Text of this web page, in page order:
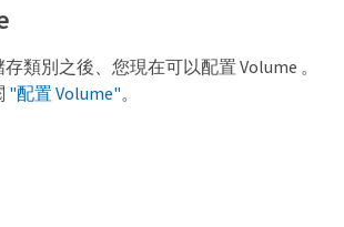
類別之後、您現在可以配置 Volume 。
"配置 Volume"。